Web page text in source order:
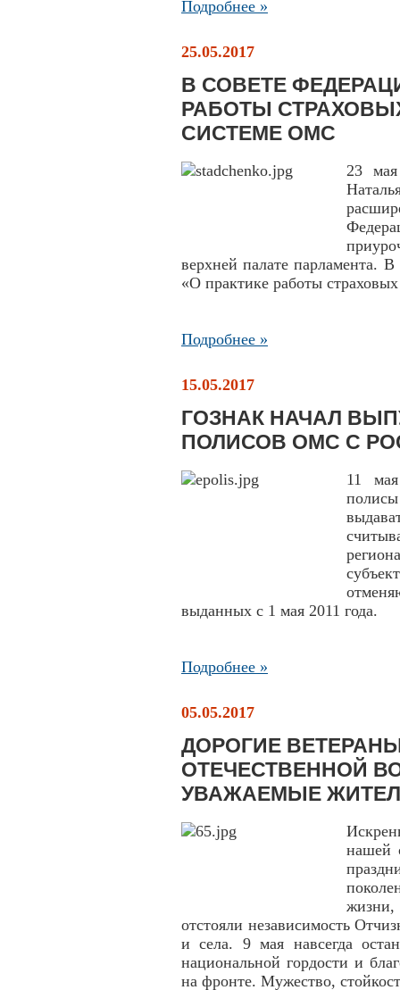
Подробнее »
25.05.2017
В СОВЕТЕ
РАБОТЫ
СИСТЕМЕ ОМС
23
верхней палате парламента.
«О практике работы
Подробнее »
15.05.2017
ГОЗНАК НАЧАЛ
ПОЛИСОВ ОМС С
11
выданных с 1 мая 2011 года.
Подробнее »
05.05.2017
ДОРОГИЕ
ОТЕЧЕСТВЕННОЙ
УВАЖАЕМЫЕ
нашей
отстояли независимость
и села. 9 мая навсегда
национальной гордости и
на фронте. Мужество,